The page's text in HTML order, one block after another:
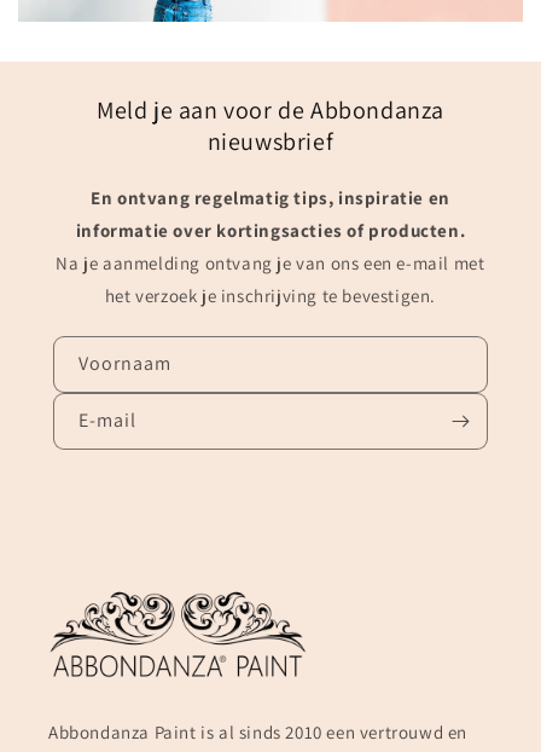
Meld je aan voor de Abbondanza
nieuwsbrief
En ontvang regelmatig tips, inspiratie en
informatie over kortingsacties of producten.
Na je aanmelding ontvang je van ons een e-mail met
het verzoek je inschrijving te bevestigen.
Voornaam
E‑mail
Abbondanza Paint is al sinds 2010 een vertrouwd en